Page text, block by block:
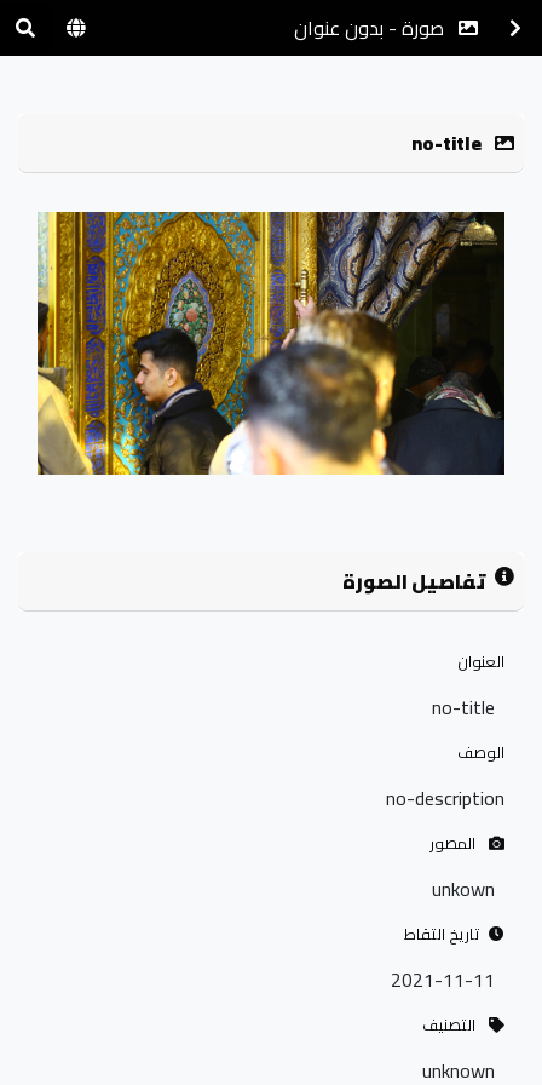
صورة - بدون عنوان
no-title
تفاصيل الصورة
العنوان
no-title
الوصف
no-description
المصور
unkown
تاريخ التقاط
2021-11-11
التصنيف
unknown